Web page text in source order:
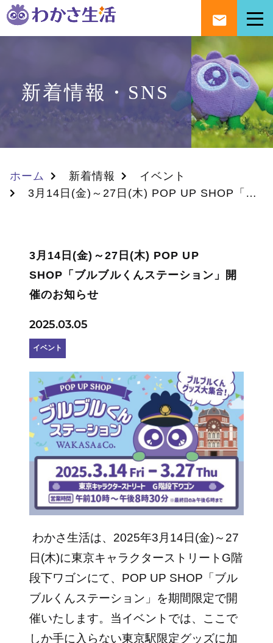
新着情報・SNS
ホーム 新着情報
イベント
3月14日(金)～27日(木) POP UP SHOP「ブルブルくんステーション」開催のお知らせ
3月14日(金)～27日(木) POP UP
SHOP「ブルブルくんステーション」開
催のお知らせ
2025.03.05
イベント
わかさ生活は、2025年3月14日(金)～27
日(木)に東京キャラクターストリート G階
段下ワゴンにて、POP UP SHOP「ブル
ブルくんステーション」を期間限定で開
催いたします。当イベントでは、ここで
しか手に入らない東京駅限定グッズに加